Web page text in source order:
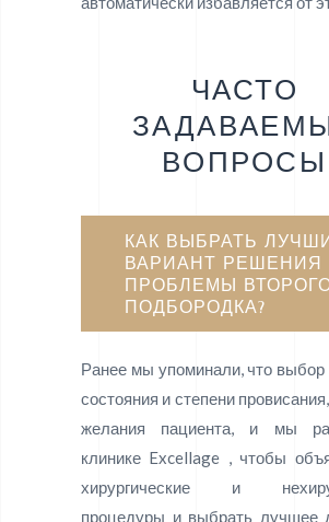
ЧАСТО
ВОПРОСЫ
КАК ВЫБРАТЬ
ВАРИАНТ РЕШЕНИЯ
ПРОБЛЕМЫ
ПОДБОРОДКА?
Ранее мы упоминали, что выбор
состояния и степени
желания пациента, и мы
клинике Excellage , чтобы
хирургические и
процедуры и выбрать лучшее